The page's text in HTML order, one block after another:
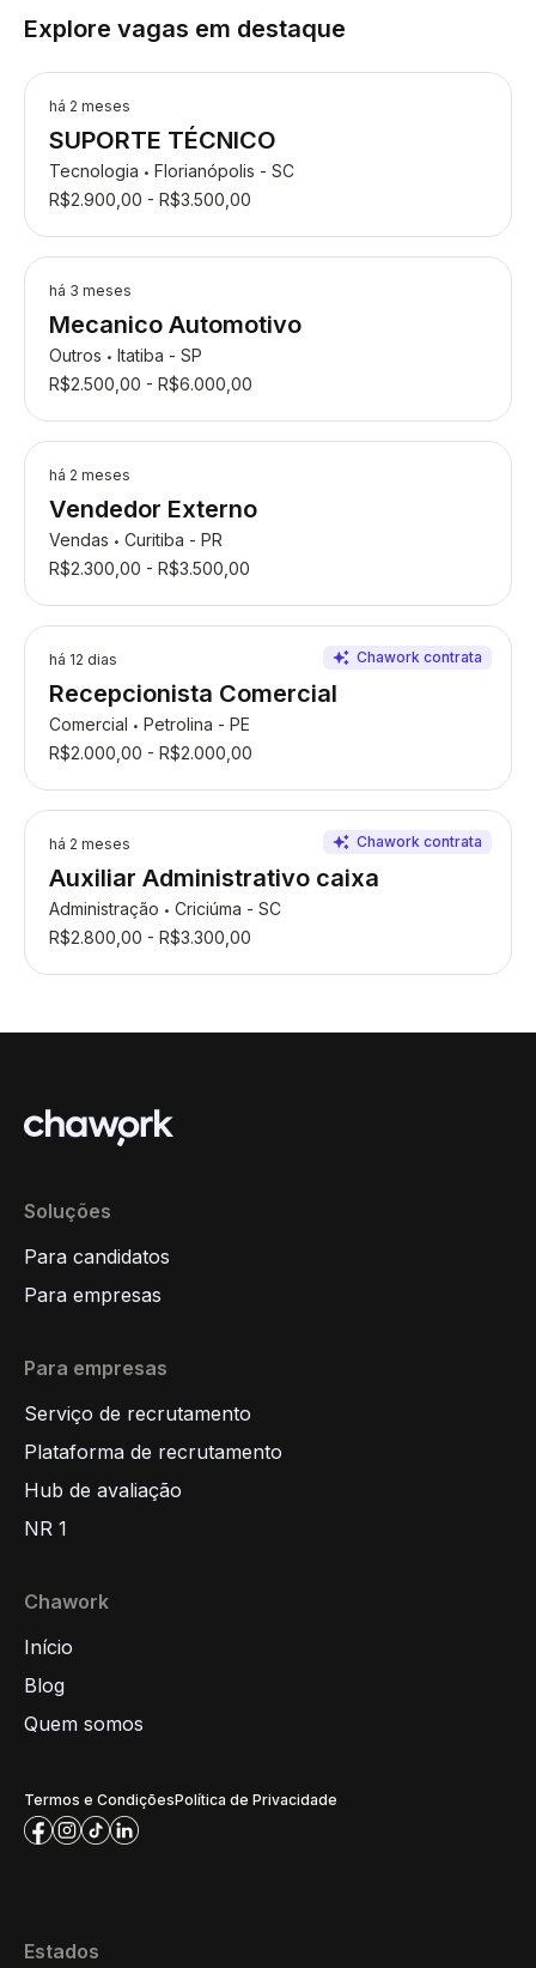
Explore vagas em destaque
há 2 meses
SUPORTE TÉCNICO
Tecnologia • Florianópolis - SC
R$2.900,00 - R$3.500,00
há 3 meses
Mecanico Automotivo
Outros • Itatiba - SP
R$2.500,00 - R$6.000,00
há 2 meses
Vendedor Externo
Vendas • Curitiba - PR
R$2.300,00 - R$3.500,00
há 12 dias
Recepcionista Comercial
Comercial • Petrolina - PE
R$2.000,00 - R$2.000,00
há 2 meses
Auxiliar Administrativo caixa
Administração • Criciúma - SC
R$2.800,00 - R$3.300,00
Soluções
Para candidatos
Para empresas
Para empresas
Serviço de recrutamento
Plataforma de recrutamento
Hub de avaliação
NR 1
Chawork
Início
Blog
Quem somos
Termos e CondiçõesPolítica de Privacidade
Estados